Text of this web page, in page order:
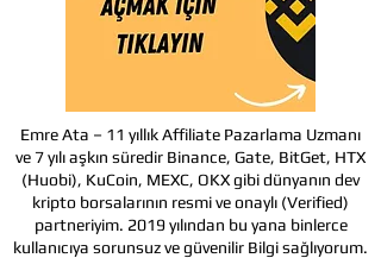
Emre Ata – 11 yıllık Affiliate Pazarlama Uzmanı
ve 7 yılı aşkın süredir Binance, Gate, BitGet, HTX
(Huobi), KuCoin, MEXC, OKX gibi dünyanın dev
kripto borsalarının resmi ve onaylı (Verified)
partneriyim. 2019 yılından bu yana binlerce
kullanıcıya sorunsuz ve güvenilir Bilgi sağlıyorum.